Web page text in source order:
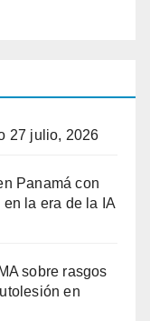
27 julio, 2026
Panamá con
la era de la IA
sobre rasgos
en